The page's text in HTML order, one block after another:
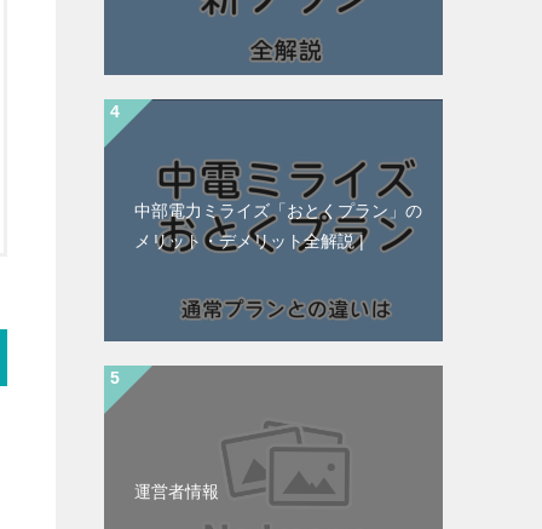
中部電力ミライズ「おとくプラン」の
メリット・デメリット全解説 |
運営者情報